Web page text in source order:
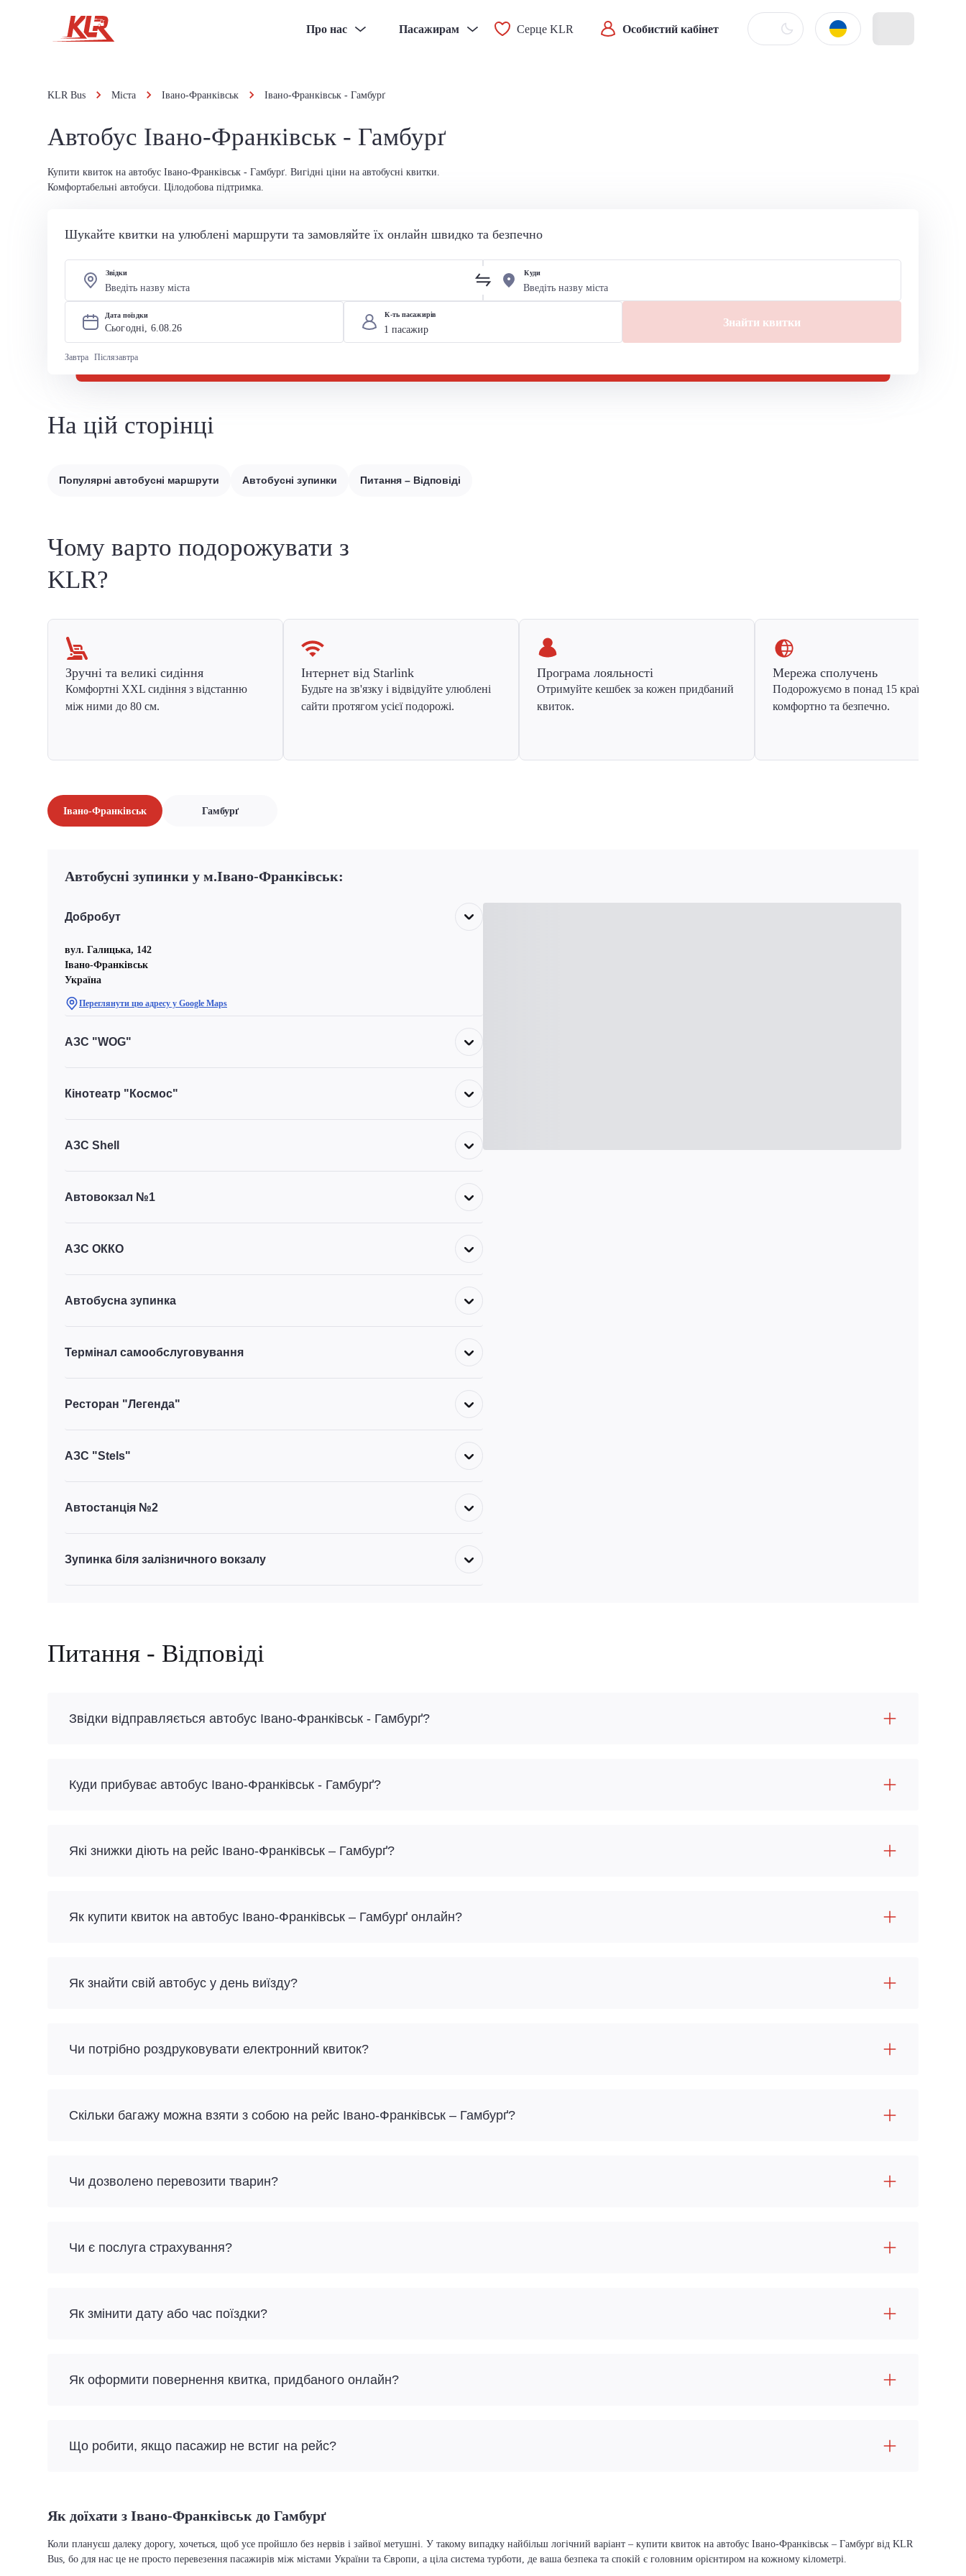
Про нас Пасажирам Серце KLR Особистий кабінет
KLR Bus Міста Івано-Франківськ Івано-Франківськ - Гамбурґ
Автобус Івано-Франківськ - Гамбурґ
Купити квиток на автобус Івано-Франківськ - Гамбурґ. Вигідні ціни на автобусні квитки.
Комфортабельні автобуси. Цілодобова підтримка.
Шукайте квитки на улюблені маршрути та замовляйте їх онлайн швидко та безпечно
Звідки Куди
Дата поїздки
Сьогодні, 6.08.26
Завтра Післязавтра
К-ть пасажирів
Знайти квитки
На цій сторінці
Популярні автобусні маршрути Автобусні зупинки Питання – Відповіді
Чому варто подорожувати з
KLR?
Зручні та великі сидіння
Комфортні XXL сидіння з відстанню
між ними до 80 см.
Інтернет від Starlink
Будьте на зв'язку і відвідуйте улюблені
сайти протягом усієї подорожі.
Програма лояльності
Отримуйте кешбек за кожен придбаний
квиток.
Мережа сполучень
Подорожуємо в понад 15 країн Європи
комфортно та безпечно.
Івано-Франківськ Гамбурґ
Автобусні зупинки у м.Івано-Франківськ:
Добробут
вул. Галицька, 142
Івано-Франківськ
Україна
Переглянути цю адресу у Google Maps
АЗС "WOG"
Кінотеатр "Космос"
АЗС Shell
Автовокзал №1
АЗС ОККО
Автобусна зупинка
Термінал самообслуговування
Ресторан "Легенда"
АЗС "Stels"
Автостанція №2
Зупинка біля залізничного вокзалу
Питання - Відповіді
Звідки відправляється автобус Івано-Франківськ - Гамбурґ?
Куди прибуває автобус Івано-Франківськ - Гамбурґ?
Які знижки діють на рейс Івано-Франківськ – Гамбурґ?
Як купити квиток на автобус Івано-Франківськ – Гамбурґ онлайн?
Як знайти свій автобус у день виїзду?
Чи потрібно роздруковувати електронний квиток?
Скільки багажу можна взяти з собою на рейс Івано-Франківськ – Гамбурґ?
Чи дозволено перевозити тварин?
Чи є послуга страхування?
Як змінити дату або час поїздки?
Як оформити повернення квитка, придбаного онлайн?
Що робити, якщо пасажир не встиг на рейс?
Як доїхати з Івано-Франківськ до Гамбурґ
Коли плануєш далеку дорогу, хочеться, щоб усе пройшло без нервів і зайвої метушні. У такому випадку найбільш логічний варіант – купити квиток на автобус Івано-Франківськ – Гамбурґ від KLR
Bus, бо для нас це не просто перевезення пасажирів між містами України та Європи, а ціла система турботи, де ваша безпека та спокій є головним орієнтиром на кожному кілометрі.